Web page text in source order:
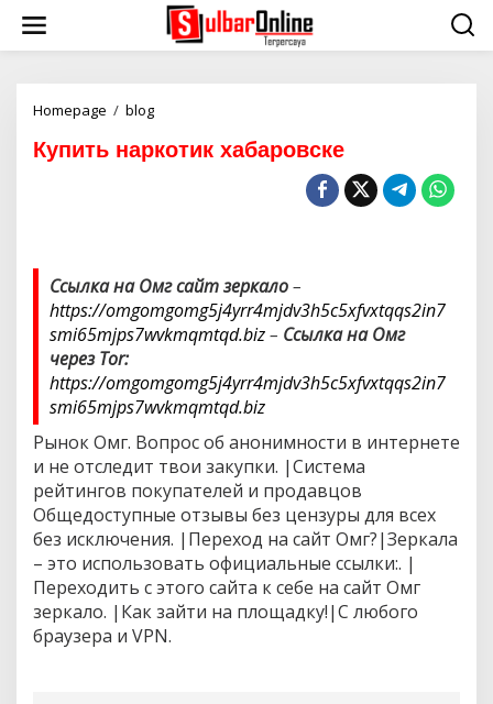
i
Homepage / blog
п
к
о
т
и
х
а
а
р
о
с
к
е
Купить наркотик хабаровске
Ссылка на Омг сайт зеркало–
https://omgomgomg5j4yrr4mjdv3h5c5xfvxtqqs2in7
smi65mjps7wvkmqmtqd.biz– Ссылка на Омг
через Tor:
https://omgomgomg5j4yrr4mjdv3h5c5xfvxtqqs2in7
smi65mjps7wvkmqmtqd.biz
Рынок Омг. Вопрос об анонимности в интернете
и не отследит твои закупки. |Система
рейтингов покупателей и продавцов
Общедоступные отзывы без цензуры для всех
без исключения. |Переход на сайт Омг?|Зеркала
– это использовать официальные ссылки:. |
Переходить с этого сайта к себе на сайт Омг
зеркало. |Как зайти на площадку!|С любого
браузера и VPN.